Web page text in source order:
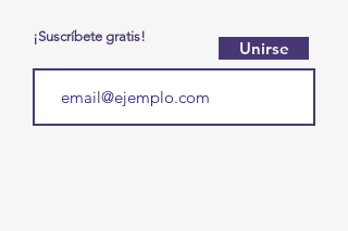
¡Suscríbete gratis!
Unirse